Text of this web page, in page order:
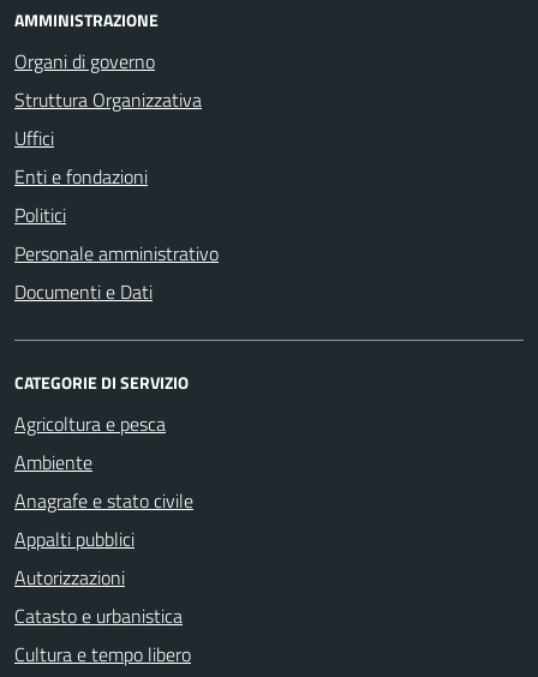
AMMINISTRAZIONE
Organi di governo
Struttura Organizzativa
Uffici
Enti e fondazioni
Politici
Personale amministrativo
Documenti e Dati
CATEGORIE DI SERVIZIO
Agricoltura e pesca
Ambiente
Anagrafe e stato civile
Appalti pubblici
Autorizzazioni
Catasto e urbanistica
Cultura e tempo libero